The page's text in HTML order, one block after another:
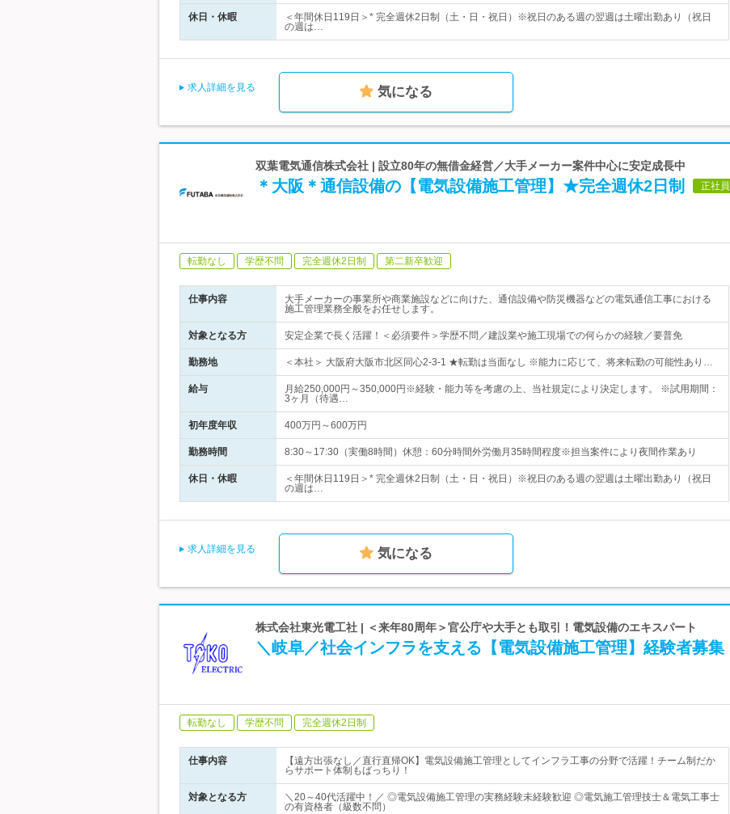
休日・休暇
＜年間休日119日＞* 完全週休2日制（土・日・祝日）※祝日のある週の翌週は土曜出勤あり（祝日
の週は…
求人詳細を見る 気になる
双葉電気通信株式会社 | 設立80年の無借金経営／大手メーカー案件中心に安定成長中
＊大阪＊通信設備の【電気設備施工管理】★完全週休2日制 正社員
転勤なし 学歴不問 完全週休2日制 第二新卒歓迎
仕事内容
大手メーカーの事業所や商業施設などに向けた、通信設備や防災機器などの電気通信工事における
施工管理業務全般をお任せします。
対象となる方 安定企業で長く活躍！＜必須要件＞学歴不問／建設業や施工現場での何らかの経験／要普免
勤務地 ＜本社＞ 大阪府大阪市北区同心2-3-1 ★転勤は当面なし ※能力に応じて、将来転勤の可能性あり…
給与
月給250,000円～350,000円※経験・能力等を考慮の上、当社規定により決定します。 ※試用期間：
3ヶ月（待遇…
初年度年収 400万円～600万円
勤務時間 8:30～17:30（実働8時間）休憩：60分時間外労働月35時間程度※担当案件により夜間作業あり
休日・休暇
＜年間休日119日＞* 完全週休2日制（土・日・祝日）※祝日のある週の翌週は土曜出勤あり（祝日
の週は…
求人詳細を見る 気になる
株式会社東光電工社 | ＜来年80周年＞官公庁や大手とも取引！電気設備のエキスパート
＼岐阜／社会インフラを支える【電気設備施工管理】経験者募集
転勤なし 学歴不問 完全週休2日制
仕事内容
【遠方出張なし／直行直帰OK】電気設備施工管理としてインフラ工事の分野で活躍！チーム制だか
らサポート体制もばっちり！
対象となる方
＼20～40代活躍中！／ ◎電気設備施工管理の実務経験未経験歓迎 ◎電気施工管理技士＆電気工事士
の有資格者（級数不問）